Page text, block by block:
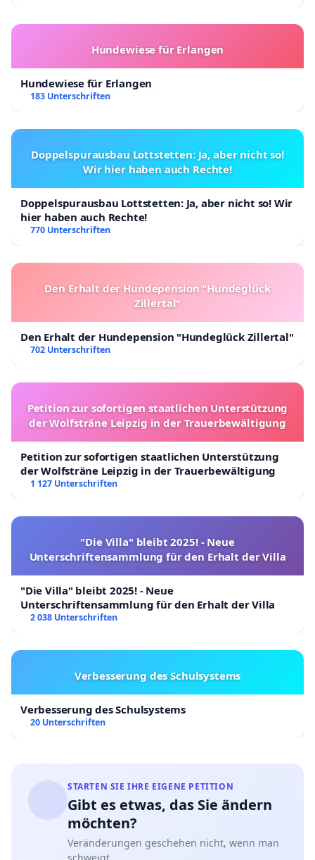
Hundewiese für Erlangen
Hundewiese für Erlangen
183 Unterschriften
Doppelspurausbau Lottstetten: Ja, aber nicht so!
Wir hier haben auch Rechte!
Doppelspurausbau Lottstetten: Ja, aber nicht so! Wir
hier haben auch Rechte!
770 Unterschriften
Den Erhalt der Hundepension "Hundeglück
Zillertal"
Den Erhalt der Hundepension "Hundeglück Zillertal"
702 Unterschriften
Petition zur sofortigen staatlichen Unterstützung
der Wolfsträne Leipzig in der Trauerbewältigung
Petition zur sofortigen staatlichen Unterstützung
der Wolfsträne Leipzig in der Trauerbewältigung
1 127 Unterschriften
"Die Villa" bleibt 2025! - Neue
Unterschriftensammlung für den Erhalt der Villa
"Die Villa" bleibt 2025! - Neue
Unterschriftensammlung für den Erhalt der Villa
2 038 Unterschriften
Verbesserung des Schulsystems
Verbesserung des Schulsystems
20 Unterschriften
STARTEN SIE IHRE EIGENE PETITION
Gibt es etwas, das Sie ändern
möchten?
Veränderungen geschehen nicht, wenn man